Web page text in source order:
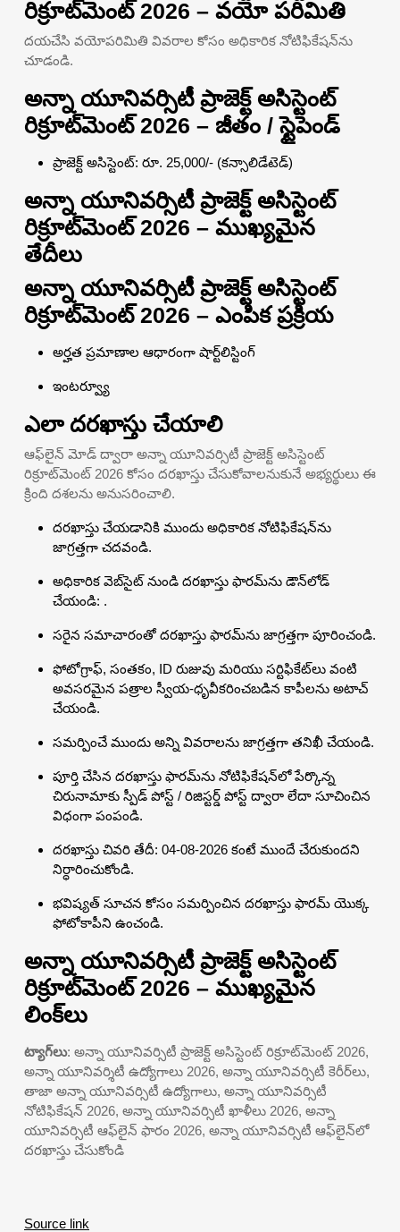
రిక్రూట్‌మెంట్ 2026 – వయో పరిమితి
దయచేసి వయోపరిమితి వివరాల కోసం అధికారిక నోటిఫికేషన్‌ను
చూడండి.
అన్నా యూనివర్సిటీ ప్రాజెక్ట్ అసిస్టెంట్
రిక్రూట్‌మెంట్ 2026 – జీతం / స్టైపెండ్
ప్రాజెక్ట్ అసిస్టెంట్: రూ. 25,000/- (కన్సాలిడేటెడ్)
అన్నా యూనివర్సిటీ ప్రాజెక్ట్ అసిస్టెంట్
రిక్రూట్‌మెంట్ 2026 – ముఖ్యమైన
తేదీలు
అన్నా యూనివర్సిటీ ప్రాజెక్ట్ అసిస్టెంట్
రిక్రూట్‌మెంట్ 2026 – ఎంపిక ప్రక్రియ
అర్హత ప్రమాణాల ఆధారంగా షార్ట్‌లిస్టింగ్
ఇంటర్వ్యూ
ఎలా దరఖాస్తు చేయాలి
ఆఫ్‌లైన్ మోడ్ ద్వారా అన్నా యూనివర్సిటీ ప్రాజెక్ట్ అసిస్టెంట్
రిక్రూట్‌మెంట్ 2026 కోసం దరఖాస్తు చేసుకోవాలనుకునే అభ్యర్థులు ఈ
క్రింది దశలను అనుసరించాలి.
దరఖాస్తు చేయడానికి ముందు అధికారిక నోటిఫికేషన్‌ను
జాగ్రత్తగా చదవండి.
అధికారిక వెబ్‌సైట్ నుండి దరఖాస్తు ఫారమ్‌ను డౌన్‌లోడ్
చేయండి: .
సరైన సమాచారంతో దరఖాస్తు ఫారమ్‌ను జాగ్రత్తగా పూరించండి.
ఫోటోగ్రాఫ్, సంతకం, ID రుజువు మరియు సర్టిఫికేట్‌లు వంటి
అవసరమైన పత్రాల స్వీయ-ధృవీకరించబడిన కాపీలను అటాచ్
చేయండి.
సమర్పించే ముందు అన్ని వివరాలను జాగ్రత్తగా తనిఖీ చేయండి.
పూర్తి చేసిన దరఖాస్తు ఫారమ్‌ను నోటిఫికేషన్‌లో పేర్కొన్న
చిరునామాకు స్పీడ్ పోస్ట్ / రిజిస్టర్డ్ పోస్ట్ ద్వారా లేదా సూచించిన
విధంగా పంపండి.
దరఖాస్తు చివరి తేదీ: 04-08-2026 కంటే ముందే చేరుకుందని
నిర్ధారించుకోండి.
భవిష్యత్ సూచన కోసం సమర్పించిన దరఖాస్తు ఫారమ్ యొక్క
ఫోటోకాపీని ఉంచండి.
అన్నా యూనివర్సిటీ ప్రాజెక్ట్ అసిస్టెంట్
రిక్రూట్‌మెంట్ 2026 – ముఖ్యమైన
లింక్‌లు
ట్యాగ్‌లు: అన్నా యూనివర్సిటీ ప్రాజెక్ట్ అసిస్టెంట్ రిక్రూట్‌మెంట్ 2026,
అన్నా యూనివర్శిటీ ఉద్యోగాలు 2026, అన్నా యూనివర్సిటీ కెరీర్‌లు,
తాజా అన్నా యూనివర్సిటీ ఉద్యోగాలు, అన్నా యూనివర్సిటీ
నోటిఫికేషన్ 2026, అన్నా యూనివర్సిటీ ఖాళీలు 2026, అన్నా
యూనివర్సిటీ ఆఫ్‌లైన్ ఫారం 2026, అన్నా యూనివర్సిటీ ఆఫ్‌లైన్‌లో
దరఖాస్తు చేసుకోండి
Source link